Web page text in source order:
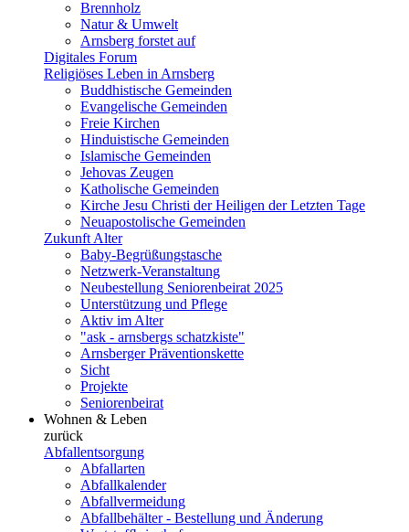
Brennholz
Natur & Umwelt
Arnsberg forstet auf
Digitales Forum
Religiöses Leben in Arnsberg
Buddhistische Gemeinden
Evangelische Gemeinden
Freie Kirchen
Hinduistische Gemeinden
Islamische Gemeinden
Jehovas Zeugen
Katholische Gemeinden
Kirche Jesu Christi der Heiligen der Letzten Tage
Neuapostolische Gemeinden
Zukunft Alter
Baby-Begrüßungstasche
Netzwerk-Veranstaltung
Neubestellung Seniorenbeirat 2025
Unterstützung und Pflege
Aktiv im Alter
"ask - arnsbergs schatzkiste"
Arnsberger Präventionskette
Sicht
Projekte
Seniorenbeirat
Wohnen & Leben
zurück
Abfallentsorgung
Abfallarten
Abfallkalender
Abfallvermeidung
Abfallbehälter - Bestellung und Änderung